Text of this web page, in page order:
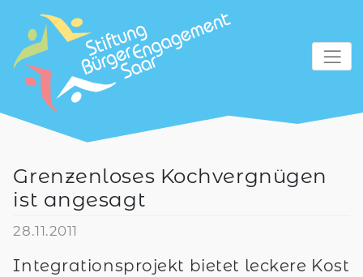
zum Inhalt
Grenzenloses Kochvergnügen
ist angesagt
28.11.2011
Integrationsprojekt bietet leckere Kost